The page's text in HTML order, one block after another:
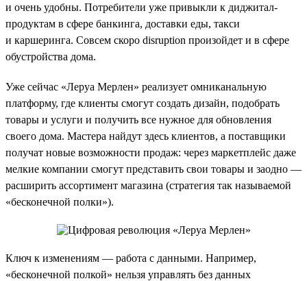
и очень удобны. Потребители уже привыкли к диджитал-
продуктам в сфере банкинга, доставки еды, такси
и каршеринга. Совсем скоро disruption произойдет и в сфере
обустройства дома.
Уже сейчас «Леруа Мерлен» реализует омниканальную
платформу, где клиенты смогут создать дизайн, подобрать
товары и услуги и получить все нужное для обновления
своего дома. Мастера найдут здесь клиентов, а поставщики
получат новые возможности продаж: через маркетплейс даже
мелкие компании смогут представить свои товары и заодно —
расширить ассортимент магазина (стратегия так называемой
«бесконечной полки»).
Ключ к изменениям — работа с данными. Например,
«бесконечной полкой» нельзя управлять без данных